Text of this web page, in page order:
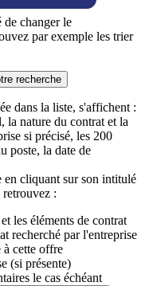
de changer le
par exemple les trier
recherche
dans la liste, s'affichent :
la nature du contrat et la
si précisé, les 200
poste, la date de
en cliquant sur son intitulé
:
les éléments de contrat
recherché par l'entreprise
à cette offre
(si présente)
le cas échéant